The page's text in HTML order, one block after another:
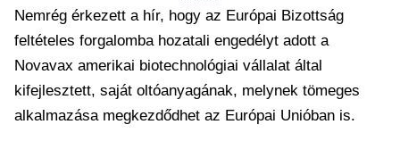
Nemrég érkezett a hír, hogy az Európai Bizottság
feltételes forgalomba hozatali engedélyt adott a
Novavax amerikai biotechnológiai vállalat által
kifejlesztett, saját oltóanyagának, melynek tömeges
alkalmazása megkezdődhet az Európai Unióban is.